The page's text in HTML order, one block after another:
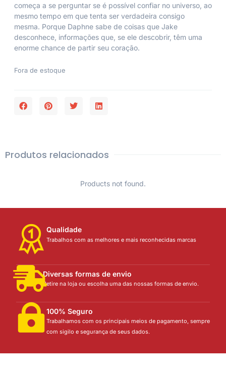
começa a se perguntar se é possível confiar no universo, ao
mesmo tempo em que tenta ser verdadeira consigo
mesma. Porque Daphne sabe de coisas que Jake
desconhece, informações que, se ele descobrir, têm uma
enorme chance de partir seu coração.
Fora de estoque
Produtos relacionados
Products not found.
Qualidade
Trabalhos com as melhores e mais reconhecidas marcas
Diversas formas de envio
Retire na loja ou escolha uma das nossas formas de envio.
100% Seguro
Trabalhamos com os principais meios de pagamento, sempre
com sigilo e segurança de seus dados.